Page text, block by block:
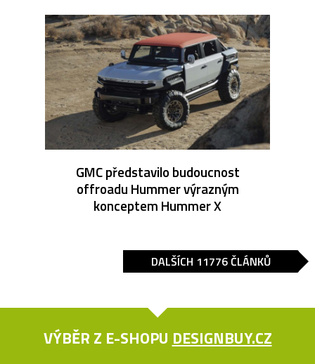
GMC představilo budoucnost
offroadu Hummer výrazným
konceptem Hummer X
DALŠÍCH 11776 ČLÁNKŮ
VÝBĚR Z E-SHOPU DESIGNBUY.CZ